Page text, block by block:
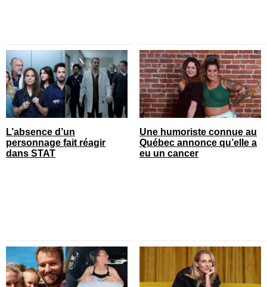
L’absence d’un
personnage fait réagir
dans STAT
Une humoriste connue au
Québec annonce qu’elle a
eu un cancer